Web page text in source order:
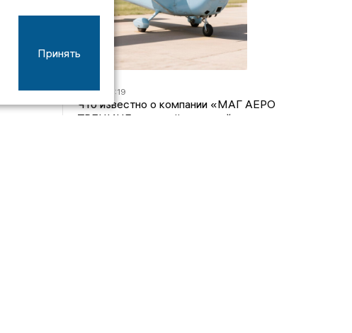
07/08 16:19
Что известно о компании «МАГ АЕРО
ТРЕНИНГ», самолёт которой потерпел крушение
Принять